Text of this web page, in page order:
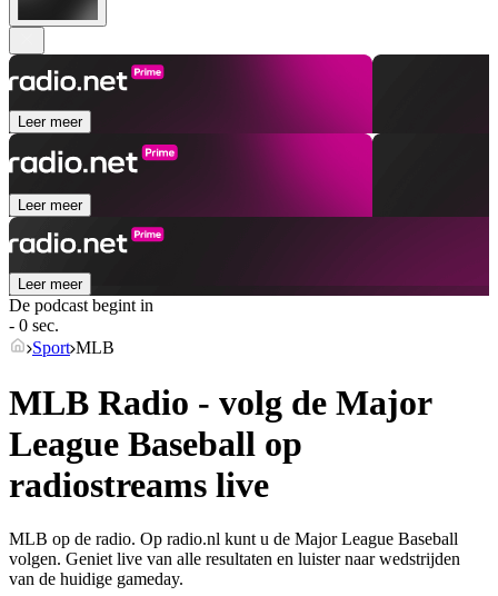
Leer meer
Leer meer
Leer meer
De podcast begint in
- 0 sec.
Sport MLB
MLB Radio - volg de Major
League Baseball op
radiostreams live
MLB op de radio. Op radio.nl kunt u de Major League Baseball
volgen. Geniet live van alle resultaten en luister naar wedstrijden
van de huidige gameday.